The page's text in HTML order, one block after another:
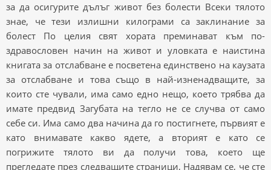
за да осигурите дълъг живот без болести Всеки тялото
знае, че тези излишни килограми са заклинание за
болест По целия свят хората преминават към по-
здравословен начин на живот и уловката е наистина
книгата за отслабване е посветена единствено на каузата
за отслабване и това също в най-изненадващите, за
които сте чували, има само едно нещо, което трябва да
имате предвид Загубата на тегло не се случва от само
себе си. Има само два начина да го постигнете, първият е
като внимавате какво ядете, а вторият е като се
погрижите тялото ви да получи това, което ще
прегледате през следващите страници, Надявам се, че сте